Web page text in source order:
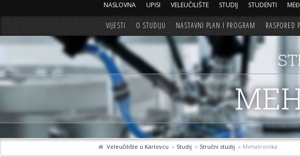
NASLOVNA UPISI VELEUČILIŠTE STUDIJ STUDENTI
VIJESTI O STUDIJU NASTAVNI PLAN I PROGRAM RASPORED
Veleučilište u Karlovcu » Studij » Stručni studij » Mehatronika